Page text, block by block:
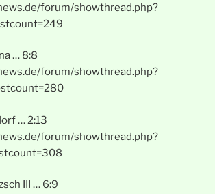
forum/showthread.php?
… 8:8
forum/showthread.php?
… 2:13
forum/showthread.php?
III … 6:9